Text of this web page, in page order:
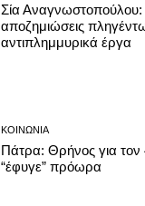
Σία Αναγνωστοπούλου:
αποζημιώσεις
αντιπλημμυρικά έργα
ΚΟΙΝΩΝΊΑ
Πάτρα: Θρήνος για
“έφυγε” πρόωρα